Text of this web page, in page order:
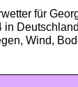
für
in
Wind,